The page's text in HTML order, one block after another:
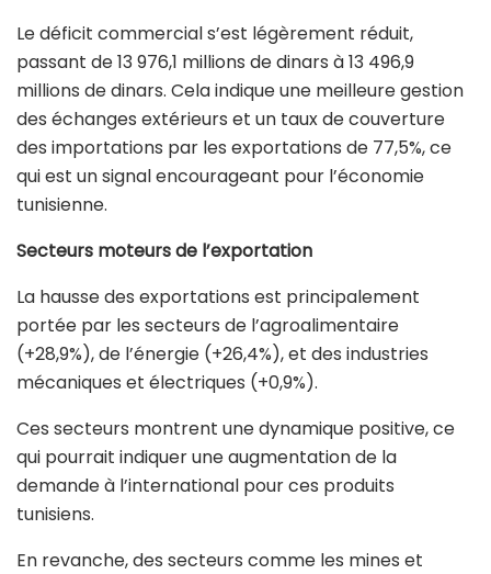
Le déficit commercial s’est légèrement réduit,
passant de 13 976,1 millions de dinars à 13 496,9
millions de dinars. Cela indique une meilleure gestion
des échanges extérieurs et un taux de couverture
des importations par les exportations de 77,5%, ce
qui est un signal encourageant pour l’économie
tunisienne.
Secteurs moteurs de l’exportation
La hausse des exportations est principalement
portée par les secteurs de l’agroalimentaire
(+28,9%), de l’énergie (+26,4%), et des industries
mécaniques et électriques (+0,9%).
Ces secteurs montrent une dynamique positive, ce
qui pourrait indiquer une augmentation de la
demande à l’international pour ces produits
tunisiens.
En revanche, des secteurs comme les mines et